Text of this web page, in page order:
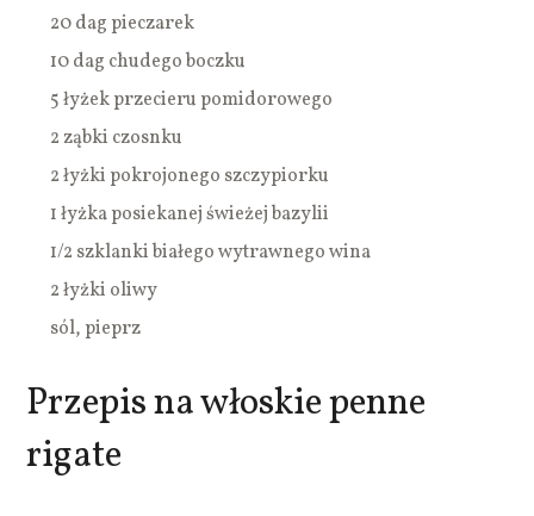
20 dag pieczarek
10 dag chudego boczku
5 łyżek przecieru pomidorowego
2 ząbki czosnku
2 łyżki pokrojonego szczypiorku
1 łyżka posiekanej świeżej bazylii
1/2 szklanki białego wytrawnego wina
2 łyżki oliwy
sól, pieprz
Przepis na włoskie penne
rigate